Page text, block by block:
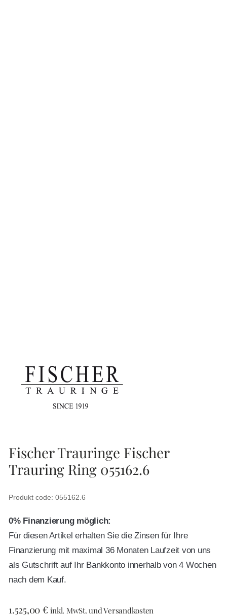
Fischer Trauringe Fischer
Trauring Ring 055162.6
Produkt code: 055162.6
0% Finanzierung möglich:
Für diesen Artikel erhalten Sie die Zinsen für Ihre
Finanzierung mit maximal 36 Monaten Laufzeit von uns
als Gutschrift auf Ihr Bankkonto innerhalb von 4 Wochen
nach dem Kauf.
1.525,00€ inkl. MwSt. und Versandkosten